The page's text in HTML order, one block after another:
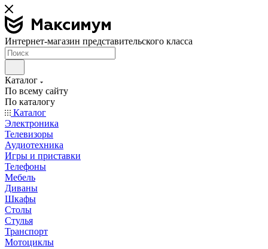
Интернет-магазин представительского класса
Каталог
По всему сайту
По каталогу
Каталог
Электроника
Телевизоры
Аудиотехника
Игры и приставки
Телефоны
Мебель
Диваны
Шкафы
Столы
Стулья
Транспорт
Мотоциклы